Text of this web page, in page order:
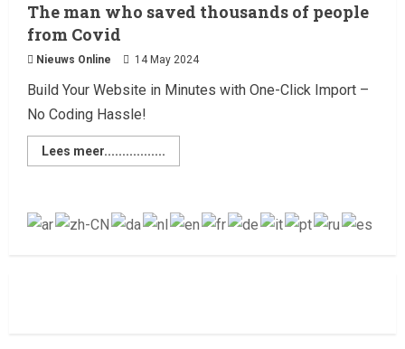
The man who saved thousands of people
from Covid
Nieuws Online 14 May 2024
Build Your Website in Minutes with One-Click Import –
No Coding Hassle!
Lees meer.................